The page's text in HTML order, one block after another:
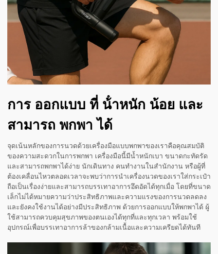
การ ออกแบบ ที่ น้ําหนัก น้อย และ
สามารถ พกพา ได้
จุดเน้นหลักของการนวดด้วยเครื่องมือแบบพกพาของเราคือคุณสมบัติ
ของความสะดวกในการพกพา เครื่องมือนี้มีน้ำหนักเบา ขนาดกะทัดรัด
และสามารถพกพาได้ง่าย นักเดินทาง คนทำงานในสำนักงาน หรือผู้ที่
ต้องเคลื่อนไหวตลอดเวลาจะพบว่าการนำเครื่องนวดของเราใส่กระเป๋า
ถือเป็นเรื่องง่ายและสามารถบรรเทาอาการอึดอัดได้ทุกเมื่อ โดยที่ขนาด
เล็กไม่ได้หมายความว่าประสิทธิภาพและความแรงของการนวดลดลง
และยังคงใช้งานได้อย่างมีประสิทธิภาพ ด้วยการออกแบบให้พกพาได้ ผู้
ใช้สามารถควบคุมสุขภาพของตนเองได้ทุกที่และทุกเวลา พร้อมใช้
อุปกรณ์เพื่อบรรเทาอาการล้าของกล้ามเนื้อและความเครียดได้ทันที